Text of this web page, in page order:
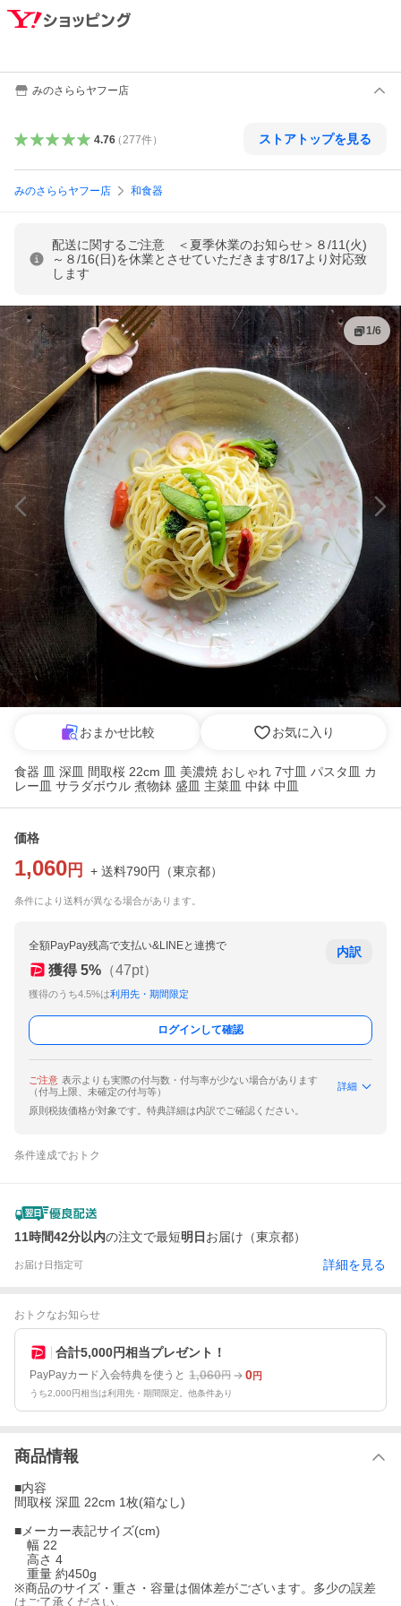
みのさららヤフー店
4.76（ 277件） ストアトップを見る
みのさららヤフー店 和食器
配送に関するご注意 ＜夏季休業のお知らせ＞８/11(火)
～８/16(日)を休業とさせていただきます8/17より対応致
します
1/6
おまかせ比較 お気に入り
食器 皿 深皿 間取桜 22cm 皿 美濃焼 おしゃれ 7寸皿 パスタ皿 カ
レー皿 サラダボウル 煮物鉢 盛皿 主菜皿 中鉢 中皿
価格
1,060 円 + 送料790円 （東京都）
条件により送料が異なる場合があります。
全額PayPay残高で支払い&LINEと連携で
獲得 5% （47pt）
獲得のうち4.5%は利用先・期間限定
内訳
ログインして確認
ご注意 表示よりも実際の付与数・付与率が少ない場合があります
（付与上限、未確定の付与等）
詳細
原則税抜価格が対象です。特典詳細は内訳でご確認ください。
条件達成でおトク
11時間42分以内の注文で最短明日 お届け（東京都）
お届け日指定可 詳細を見る
おトクなお知らせ
合計5,000円相当プレゼント！
PayPayカード入会特典を使うと 1,060円 0円
うち2,000円相当は利用先・期間限定。他条件あり
商品情報
■内容
間取桜 深皿 22cm 1枚(箱なし)
■メーカー表記サイズ(cm)
幅 22
高さ 4
重量 約450g
※商品のサイズ・重さ・容量は個体差がございます。多少の誤差
はご了承ください。